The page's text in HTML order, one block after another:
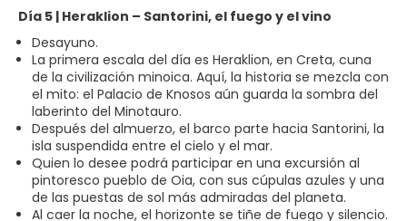
Día 5 | Heraklion – Santorini, el fuego y el vino
Desayuno.
La primera escala del día es Heraklion, en Creta, cuna
de la civilización minoica. Aquí, la historia se mezcla con
el mito: el Palacio de Knosos aún guarda la sombra del
laberinto del Minotauro.
Después del almuerzo, el barco parte hacia Santorini, la
isla suspendida entre el cielo y el mar.
Quien lo desee podrá participar en una excursión al
pintoresco pueblo de Oia, con sus cúpulas azules y una
de las puestas de sol más admiradas del planeta.
Al caer la noche, el horizonte se tiñe de fuego y silencio.